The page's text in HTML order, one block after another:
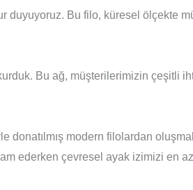
duyuyoruz. Bu filo, küresel ölçekte
Bu ağ, müşterilerimizin çeşitli
donatılmış modern filolardan
ederken çevresel ayak izimizi en